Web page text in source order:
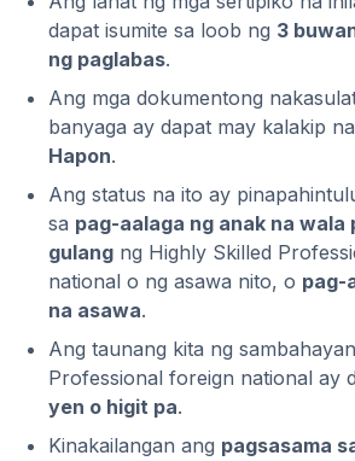
dapat isumite sa loob ng 3
ng paglabas.
Ang mga dokumentong
banyaga ay dapat may kalakip na
Hapon.
Ang status na ito ay
sa pag-aalaga ng anak na wala
gulang ng Highly Skilled
national o ng asawa nito, o pag-
na asawa.
Ang taunang kita ng
Professional foreign national ay
yen o higit pa.
Kinakailangan ang pagsasama